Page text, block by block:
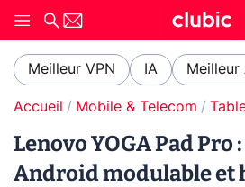
Meilleur VPN IA Meilleur
Accueil Mobile & Telecom
Lenovo YOGA Pad Pro
Android modulable et